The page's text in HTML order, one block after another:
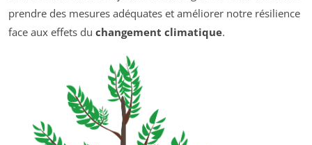
prendre des mesures adéquates et améliorer notre résilience
face aux effets du changement climatique.